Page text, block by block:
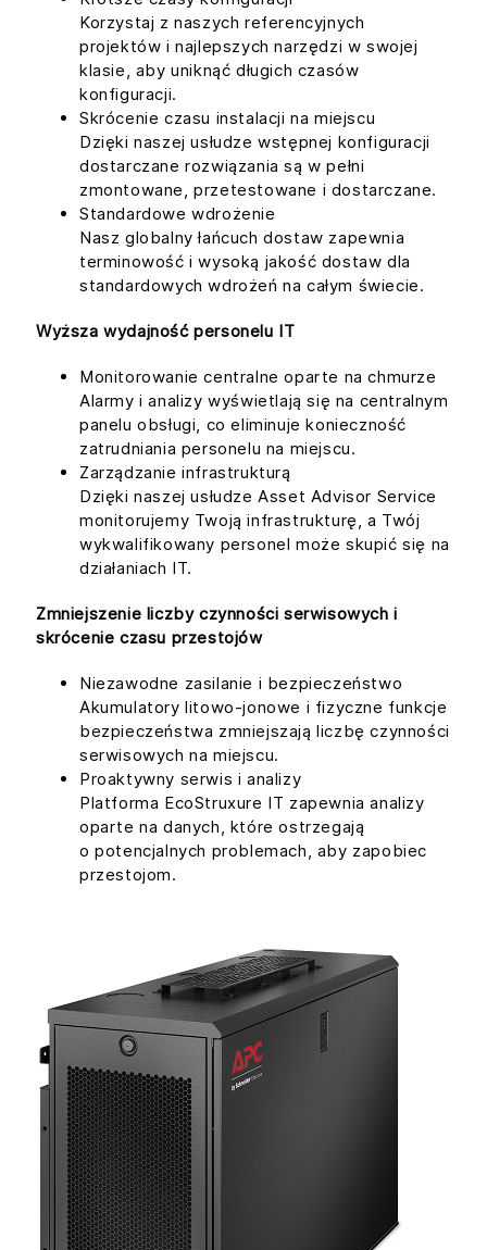
Korzystaj z naszych referencyjnych
projektów i najlepszych narzędzi w swojej
klasie, aby uniknąć długich czasów
konfiguracji.
Skrócenie czasu instalacji na miejscu
Dzięki naszej usłudze wstępnej konfiguracji
dostarczane rozwiązania są w pełni
zmontowane, przetestowane i dostarczane.
Standardowe wdrożenie
Nasz globalny łańcuch dostaw zapewnia
terminowość i wysoką jakość dostaw dla
standardowych wdrożeń na całym świecie.
Wyższa wydajność personelu IT
Monitorowanie centralne oparte na chmurze
Alarmy i analizy wyświetlają się na centralnym
panelu obsługi, co eliminuje konieczność
zatrudniania personelu na miejscu.
Zarządzanie infrastrukturą
Dzięki naszej usłudze Asset Advisor Service
monitorujemy Twoją infrastrukturę, a Twój
wykwalifikowany personel może skupić się na
działaniach IT.
Zmniejszenie liczby czynności serwisowych i
skrócenie czasu przestojów
Niezawodne zasilanie i bezpieczeństwo
Akumulatory litowo-jonowe i fizyczne funkcje
bezpieczeństwa zmniejszają liczbę czynności
serwisowych na miejscu.
Proaktywny serwis i analizy
Platforma EcoStruxure IT zapewnia analizy
oparte na danych, które ostrzegają
o potencjalnych problemach, aby zapobiec
przestojom.